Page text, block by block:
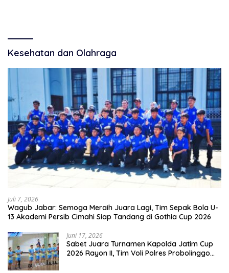
Kesehatan dan Olahraga
Juli 7, 2026
Wagub Jabar: Semoga Meraih Juara Lagi, Tim Sepak Bola U-
13 Akademi Persib Cimahi Siap Tandang di Gothia Cup 2026
Juni 17, 2026
Sabet Juara Turnamen Kapolda Jatim Cup
2026 Rayon II, Tim Voli Polres Probolinggo